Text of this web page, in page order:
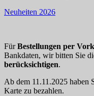
Neuheiten 2026
FürBestellungen per
Bankdaten, wir bitten Sie
berücksichtigen.
Ab dem 11.11.2025
Karte zu bezahlen.